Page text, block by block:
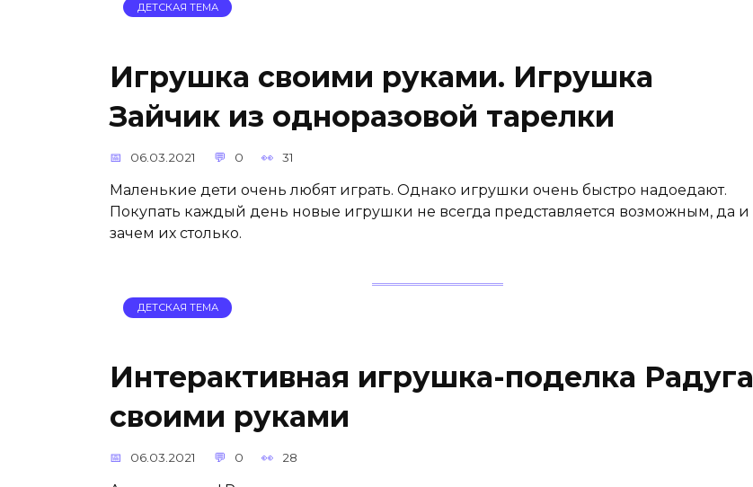
ДЕТСКАЯ ТЕМА
Игрушка своими руками. Игрушка
Зайчик из одноразовой тарелки
06.03.2021 0 31
Маленькие дети очень любят играть. Однако игрушки очень быстро надоедают.
Покупать каждый день новые игрушки не всегда представляется возможным, да и
зачем их столько.
ДЕТСКАЯ ТЕМА
Интерактивная игрушка-поделка Радуга
своими руками
06.03.2021 0 28